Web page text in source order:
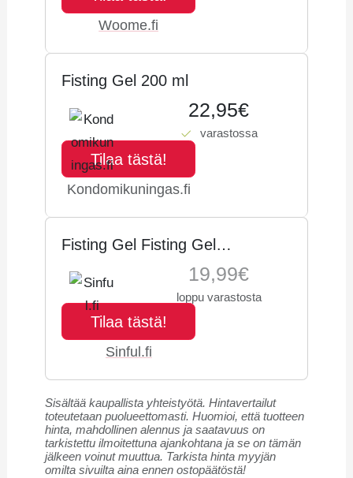
Woome.fi
Fisting Gel 200 ml
22,95€
varastossa
Tilaa tästä!
Kondomikuningas.fi
Fis­ting Gel Fisting Gel
Fistausgeeli 200 ml - Kir­kas
19,99€
loppu varastosta
Tilaa tästä!
Sinful.fi
Sisältää kaupallista yhteistyötä. Hintavertailut
toteutetaan puolueettomasti. Huomioi, että tuotteen
hinta, mahdollinen alennus ja saatavuus on
tarkistettu ilmoitettuna ajankohtana ja se on tämän
jälkeen voinut muuttua. Tarkista hinta myyjän
omilta sivuilta aina ennen ostopäätöstä!